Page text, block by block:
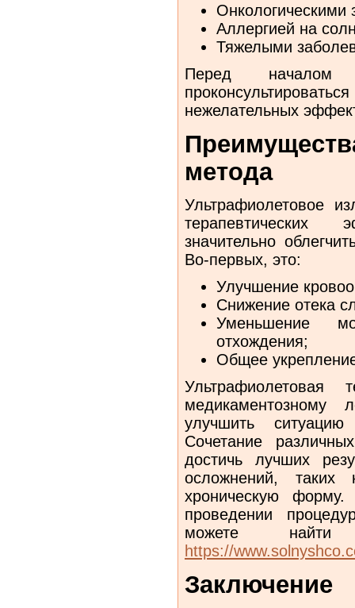
Онкологическими
Аллергией на
Тяжелыми
Перед началом
нежелательных
метода
Ультрафиолетовое
значительно
Во-первых, это:
Улучшение
Снижение отека
Уменьшение
отхождения;
Общее
медикаментозному
улучшить
Сочетание
достичь лучших
осложнений, таких
хроническую
проведении
можете
https://
Заключение